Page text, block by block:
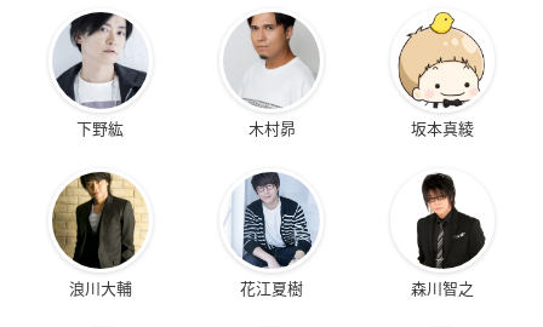
下野紘 木村昴 坂本真綾
浪川大輔 花江夏樹 森川智之